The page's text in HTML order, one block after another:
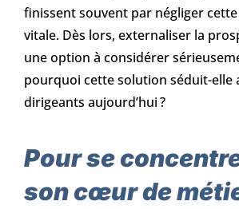
finissent souvent par négliger
vitale. Dès lors, externaliser la
une option à considérer
pourquoi cette solution séduit-elle
dirigeants aujourd’hui ?
Pour se
son cœur de